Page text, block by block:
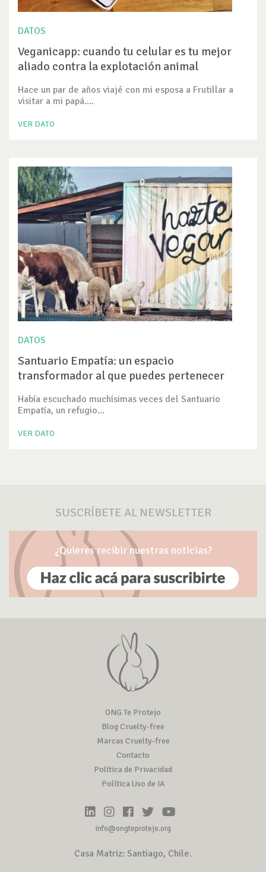
DATOS
Veganicapp: cuando tu celular es tu mejor
aliado contra la explotación animal
Hace un par de años viajé con mi esposa a Frutillar a
visitar a mi papá....
VER DATO
DATOS
Santuario Empatía: un espacio
transformador al que puedes pertenecer
Había escuchado muchísimas veces del Santuario
Empatía, un refugio...
VER DATO
SUSCRÍBETE AL NEWSLETTER
¿Quieres recibir nuestras noticias?
ONG Te Protejo
Blog Cruelty-free
Marcas Cruelty-free
Contacto
Política de Privacidad
Política Uso de IA
info@ongteprotejo.org
Casa Matriz: Santiago, Chile.